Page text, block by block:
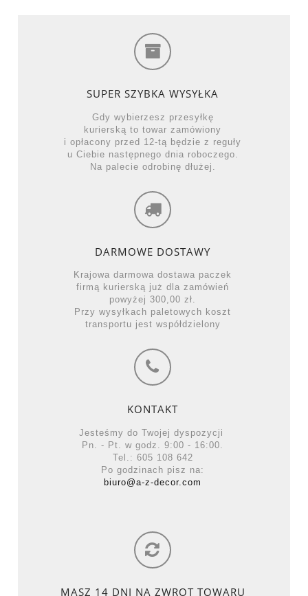
SUPER SZYBKA WYSYŁKA
Gdy wybierzesz przesyłkę
kurierską to towar zamówiony
i opłacony przed 12-tą będzie z reguły
u Ciebie następnego dnia roboczego.
Na palecie odrobinę dłużej.
DARMOWE DOSTAWY
Krajowa darmowa dostawa paczek
firmą kurierską już dla zamówień
powyżej 300,00 zł.
Przy wysyłkach paletowych koszt
transportu jest współdzielony
KONTAKT
Jesteśmy do Twojej dyspozycji
Pn. - Pt. w godz. 9:00 - 16:00.
Tel.: 605 108 642
Po godzinach pisz na:
biuro@a-z-decor.com
MASZ 14 DNI NA ZWROT TOWARU